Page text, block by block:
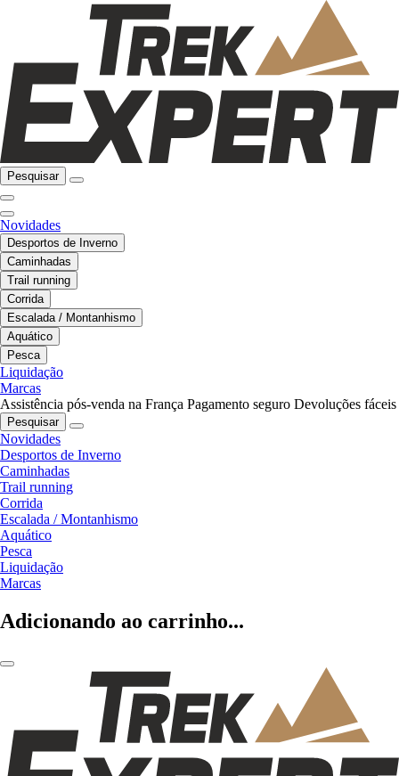
Pesquisar
Novidades
Desportos de Inverno
Caminhadas
Trail running
Corrida
Escalada / Montanhismo
Aquático
Pesca
Liquidação
Marcas
Assistência pós-venda na França Pagamento seguro Devoluções fáceis
Pesquisar
Novidades
Desportos de Inverno
Caminhadas
Trail running
Corrida
Escalada / Montanhismo
Aquático
Pesca
Liquidação
Marcas
Adicionando ao carrinho...